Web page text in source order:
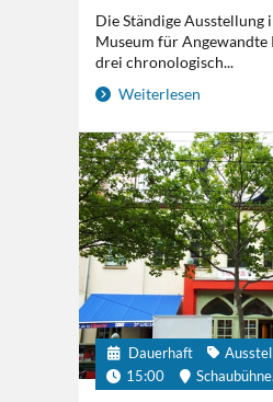
Die Ständige Ausstellung
Museum für Angewandte
drei chronologisch...
Weiterlesen
Dauerhaft
15:00